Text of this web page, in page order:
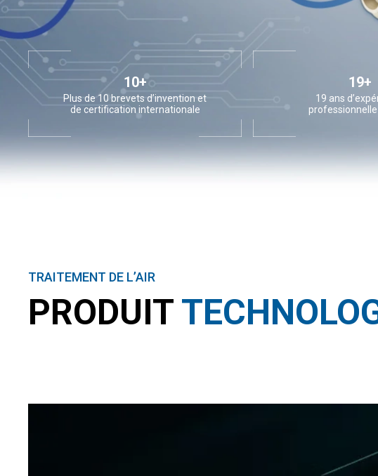
10+
Plus de 10 brevets d’invention et
de certification internationale
19+
19 ans
TRAITEMENT DE L’AIR
PRODUIT